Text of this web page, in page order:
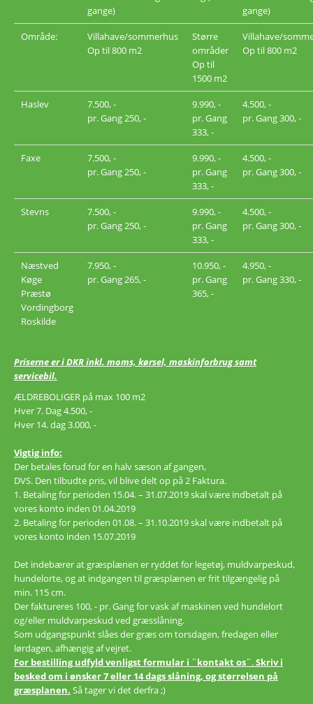
gange)
gange)
Område:
Villahave/sommerhus
Op til 800 m2
Større
områder
Op til
1500 m2
Villahave/
Op til 800 m2
Haslev
7.500, -
pr. Gang 250, -
9.990, -
pr. Gang
333, -
4.500, -
pr. Gang 300, -
Faxe
7.500, -
pr. Gang 250, -
9.990, -
pr. Gang
333, -
4.500, -
pr. Gang 300, -
Stevns
7.500, -
pr. Gang 250, -
9.990, -
pr. Gang
333, -
4.500, -
pr. Gang 300, -
Næstved
Køge
Præstø
Vordingborg
Roskilde
7.950, -
pr. Gang 265, -
10.950, -
pr. Gang
365, -
4.950, -
pr. Gang 330, -
Priserne er i DKR inkl. moms, kørsel, maskinforbrug samt
servicebil.
ÆLDREBOLIGER på max 100 m2
Hver 7. Dag 4.500, -
Hver 14. dag 3.000, -
Vigtig info:
Der betales forud for en halv sæson af gangen,
DVS. Den tilbudte pris, vil blive delt op på 2 Faktura.
1. Betaling for perioden 15.04. – 31.07.2019 skal være indbetalt på
vores konto inden 01.04.2019
2. Betaling for perioden 01.08. – 31.10.2019 skal være indbetalt på
vores konto inden 15.07.2019
Det indebærer at græsplænen er ryddet for legetøj, muldvarpeskud,
hundelorte, og at indgangen til græsplænen er frit tilgængelig på
min. 115 cm.
Der faktureres 100, - pr. Gang for vask af maskinen ved hundelort
og/eller muldvarpeskud ved græsslåning.
Som udgangspunkt slåes der græs om torsdagen, fredagen eller
lørdagen, afhængig af vejret.
For bestilling udfyld venligst formular i ¨kontakt os¨.Skriv i
besked om i ønsker 7 eller 14 dags slåning, og størrelsen på
græsplanen. Så tager vi det derfra ;)